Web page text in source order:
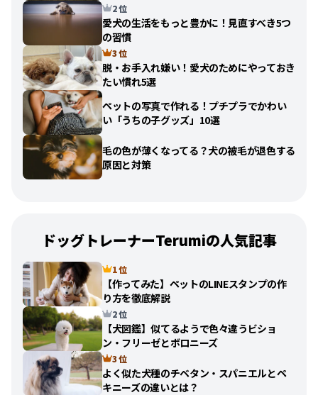
2 位
愛犬の生活をもっと豊かに！見直すべき5つ
の習慣
3 位
脱・お手入れ嫌い！愛犬のためにやっておき
たい慣れ5選
ペットの写真で作れる！プチプラでかわい
い「うちの子グッズ」10選
毛の色が薄くなってる？犬の被毛が退色する
原因と対策
ドッグトレーナーTerumiの人気記事
1 位
【作ってみた】ペットのLINEスタンプの作
り方を徹底解説
2 位
【犬図鑑】似てるようで色々違うビショ
ン・フリーゼとボロニーズ
3 位
よく似た犬種のチベタン・スパニエルとペ
キニーズの違いとは？